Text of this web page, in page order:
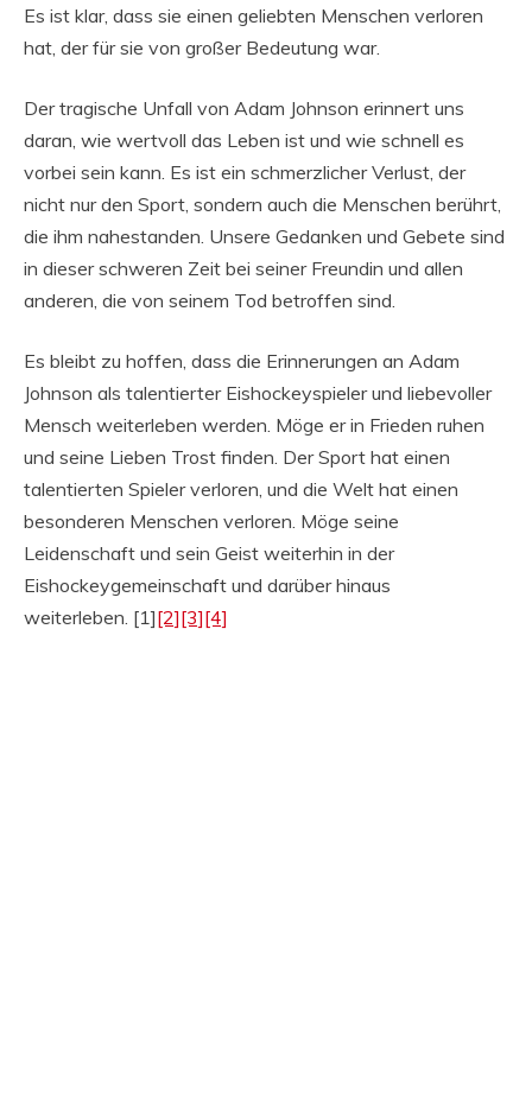
Es ist klar, dass sie einen geliebten Menschen verloren
hat, der für sie von großer Bedeutung war.
Der tragische Unfall von Adam Johnson erinnert uns
daran, wie wertvoll das Leben ist und wie schnell es
vorbei sein kann. Es ist ein schmerzlicher Verlust, der
nicht nur den Sport, sondern auch die Menschen berührt,
die ihm nahestanden. Unsere Gedanken und Gebete sind
in dieser schweren Zeit bei seiner Freundin und allen
anderen, die von seinem Tod betroffen sind.
Es bleibt zu hoffen, dass die Erinnerungen an Adam
Johnson als talentierter Eishockeyspieler und liebevoller
Mensch weiterleben werden. Möge er in Frieden ruhen
und seine Lieben Trost finden. Der Sport hat einen
talentierten Spieler verloren, und die Welt hat einen
besonderen Menschen verloren. Möge seine
Leidenschaft und sein Geist weiterhin in der
Eishockeygemeinschaft und darüber hinaus
weiterleben. [1][2][3][4]